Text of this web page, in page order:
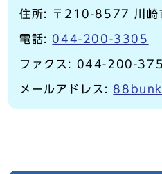
住所: 〒210-8577 川崎
電話: 044-200-3305
ファクス: 044-200-
メールアドレス: